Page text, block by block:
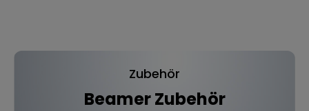
Zubehör
Beamer Zubehör